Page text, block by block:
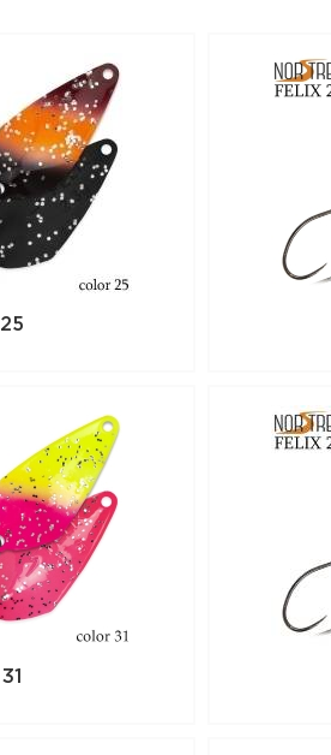
25
31